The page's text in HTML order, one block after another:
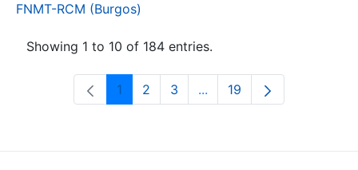
FNMT-RCM (Burgos)
Showing 1 to 10 of 184 entries.
Page
1 Page
2 Page
3 ...Intermediate Pages Use
Page
19